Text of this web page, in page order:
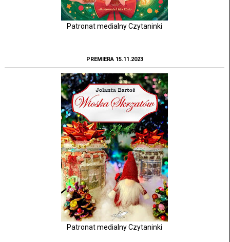
Patronat medialny Czytaninki
PREMIERA 15.11.2023
Patronat medialny Czytaninki